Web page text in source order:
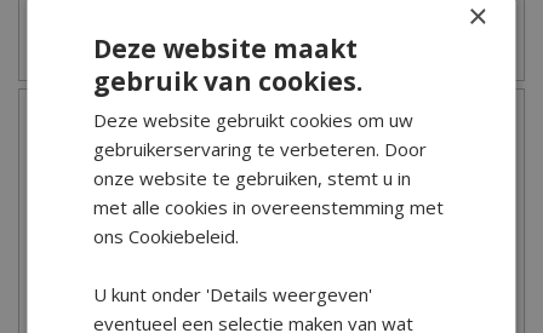
Zet op verlanglijst
×
Deze website maakt
gebruik van cookies.
Deze website gebruikt cookies om uw
gebruikerservaring te verbeteren. Door
onze website te gebruiken, stemt u in
met alle cookies in overeenstemming met
ons Cookiebeleid.
U kunt onder 'Details weergeven'
eventueel een selectie maken van wat